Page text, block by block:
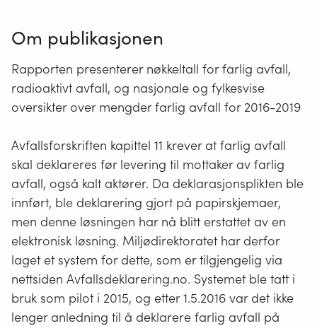
Om publikasjonen
Rapporten presenterer nøkkeltall for farlig avfall,
radioaktivt avfall, og nasjonale og fylkesvise
oversikter over mengder farlig avfall for 2016-2019
Avfallsforskriften kapittel 11 krever at farlig avfall
skal deklareres før levering til mottaker av farlig
avfall, også kalt aktører. Da deklarasjonsplikten ble
innført, ble deklarering gjort på papirskjemaer,
men denne løsningen har nå blitt erstattet av en
elektronisk løsning. Miljødirektoratet har derfor
laget et system for dette, som er tilgjengelig via
nettsiden Avfallsdeklarering.no. Systemet ble tatt i
bruk som pilot i 2015, og etter 1.5.2016 var det ikke
lenger anledning til å deklarere farlig avfall på